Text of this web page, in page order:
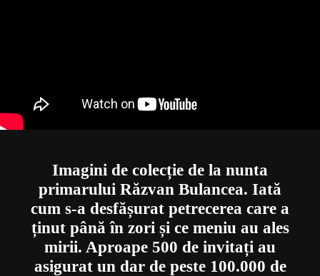
Imagini de colecție de la nunta
primarului Răzvan Bulancea. Iată
cum s-a desfășurat petrecerea care a
ținut până în zori și ce meniu au ales
mirii. Aproape 500 de invitați au
asigurat un dar de peste 100.000 de